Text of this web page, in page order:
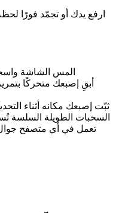
ارفع يدك أو تجمّد فورًا
المس الشاشة
أبقِ إصبعك متحركًا
ثبّت إصبعك مكانه أثناء
السحبات الطويلة السلسة
تعمل في أي متصفح